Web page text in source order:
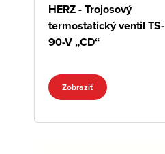
HERZ - Trojosový
termostatický ventil TS-
90-V „CD“
Zobraziť